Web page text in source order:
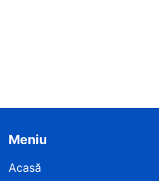
Meniu
Acasă